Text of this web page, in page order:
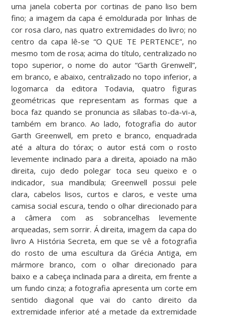
uma janela coberta por cortinas de pano liso bem
fino; a imagem da capa é emoldurada por linhas de
cor rosa claro, nas quatro extremidades do livro; no
centro da capa lê-se “O QUE TE PERTENCE”, no
mesmo tom de rosa; acima do título, centralizado no
topo superior, o nome do autor “Garth Grenwell”,
em branco, e abaixo, centralizado no topo inferior, a
logomarca da editora Todavia, quatro figuras
geométricas que representam as formas que a
boca faz quando se pronuncia as sílabas to-da-vi-a,
também em branco. Ao lado, fotografia do autor
Garth Greenwell, em preto e branco, enquadrada
até a altura do tórax; o autor está com o rosto
levemente inclinado para a direita, apoiado na mão
direita, cujo dedo polegar toca seu queixo e o
indicador, sua mandíbula; Greenwell possui pele
clara, cabelos lisos, curtos e claros, e veste uma
camisa social escura, tendo o olhar direcionado para
a câmera com as sobrancelhas levemente
arqueadas, sem sorrir. Á direita, imagem da capa do
livro A História Secreta, em que se vê a fotografia
do rosto de uma escultura da Grécia Antiga, em
mármore branco, com o olhar direcionado para
baixo e a cabeça inclinada para a direita, em frente a
um fundo cinza; a fotografia apresenta um corte em
sentido diagonal que vai do canto direito da
extremidade inferior até a metade da extremidade